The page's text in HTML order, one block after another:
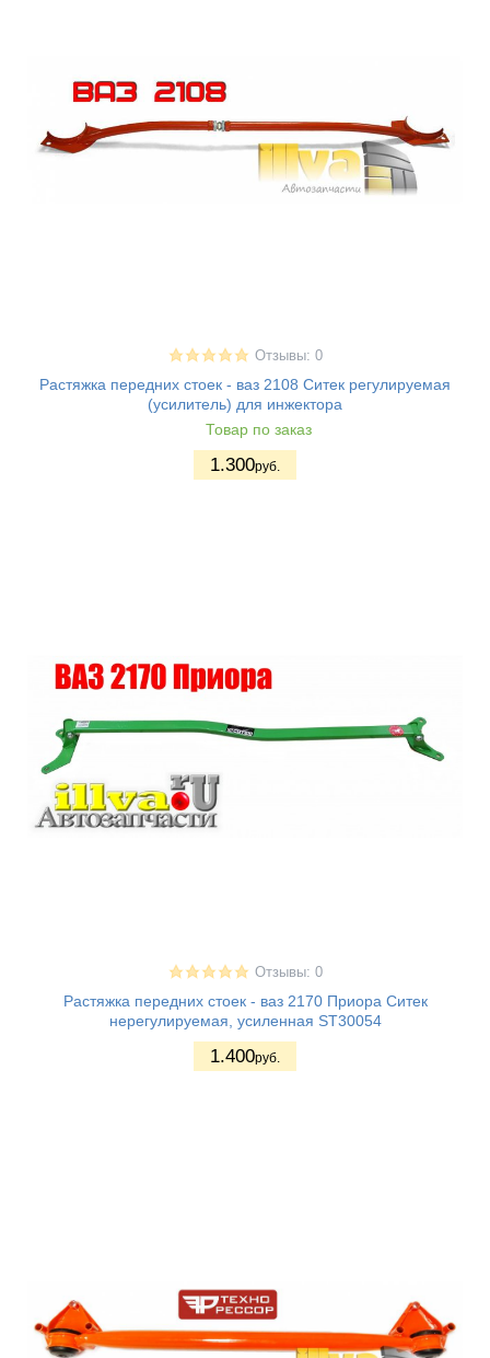
Отзывы: 0
Растяжка передних стоек - ваз 2108 Ситек регулируемая
(усилитель) для инжектора
Товар по заказ
1.300руб.
Отзывы: 0
Растяжка передних стоек - ваз 2170 Приора Ситек
нерегулируемая, усиленная ST30054
1.400руб.